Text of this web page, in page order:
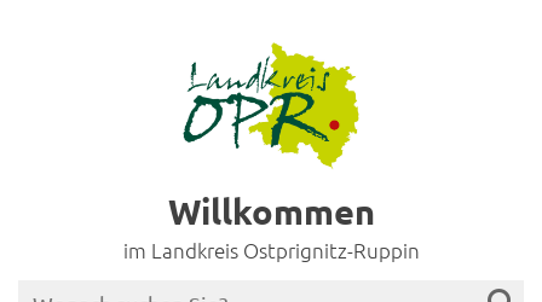
Willkommen
im Landkreis Ostprignitz-Ruppin